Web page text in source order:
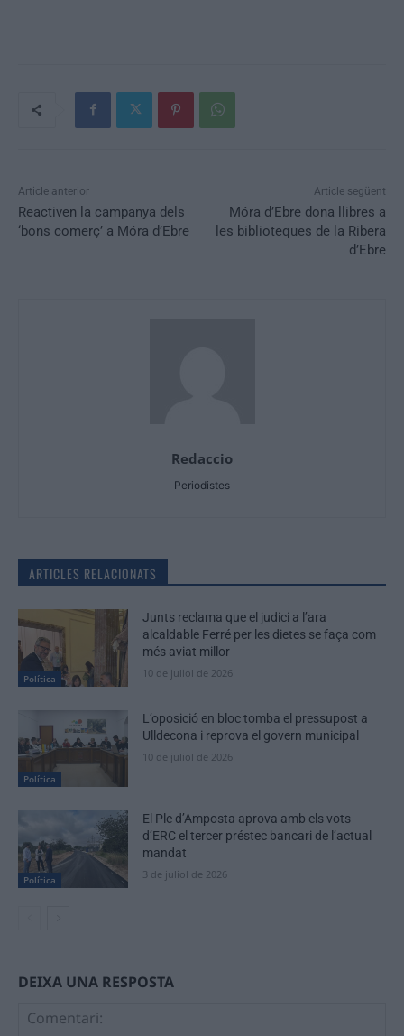
Article anterior
Reactiven la campanya dels
‘bons comerç’ a Móra d’Ebre
Article següent
Móra d’Ebre dona llibres a
les biblioteques de la Ribera
d’Ebre
Redaccio
Periodistes
ARTICLES RELACIONATS
Política
Junts reclama que el judici a l’ara
alcaldable Ferré per les dietes se faça com
més aviat millor
10 de juliol de 2026
Política
L’oposició en bloc tomba el pressupost a
Ulldecona i reprova el govern municipal
10 de juliol de 2026
Política
El Ple d’Amposta aprova amb els vots
d’ERC el tercer préstec bancari de l’actual
mandat
3 de juliol de 2026
DEIXA UNA RESPOSTA